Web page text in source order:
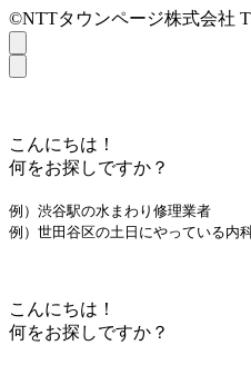
©NTTタウンページ株式会社
こんにちは！
何をお探しですか？
例）渋谷駅の水まわり修理業者
例）世田谷区の土日にやっている内
こんにちは！
何をお探しですか？